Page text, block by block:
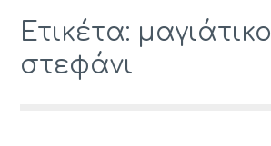
Ετικέτα: μαγιάτικο
στεφάνι